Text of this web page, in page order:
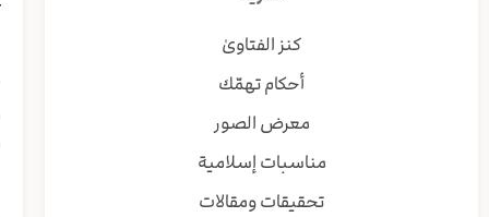
كنز الفتاوىٰ
أحكام تهمّك
معرض الصور
مناسبات إسلامية
تحقيقات ومقالات